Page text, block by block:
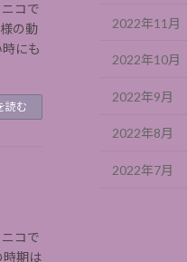
コで
の動
にも
読む
コで
時期は
2022年11月
2022年10月
2022年9月
2022年8月
2022年7月